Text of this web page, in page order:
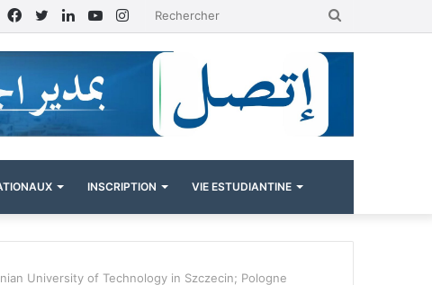
Instagram
YouTube
Linkedin
Twitter
Facebook
INSCRIPTION VIE ESTUDIANTINE
University of Technology in Szczecin; Pologne